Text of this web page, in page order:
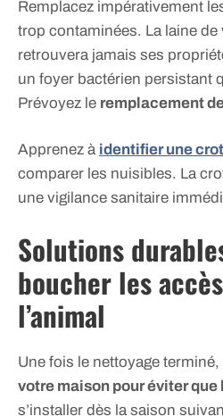
Remplacez impérativement
trop contaminées. La laine de
retrouvera jamais ses
un foyer bactérien persistant
Prévoyez le remplacement
Apprenez à identifier une
comparer les nuisibles. La
une vigilance sanitaire
Solutions
boucher les
l’animal
Une fois le nettoyage
votre maison pour éviter que
s’installer dès la saison